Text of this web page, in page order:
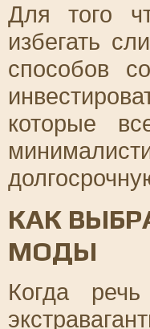
Для того
избегать
способов
которые
КАК
МОДЫ
Когда